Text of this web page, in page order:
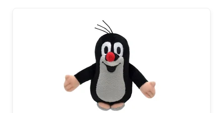
Krtek 8 cm, prstový maňásek